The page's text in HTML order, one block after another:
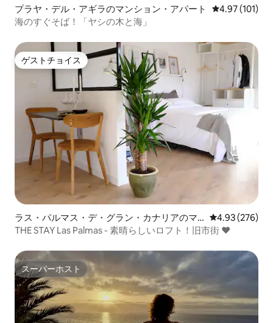
プラヤ・デル・アギラのマンション・アパート レビュー101
4.97 (101)
海のすぐそば！「ヤシの木と海」
ゲストチョイス
ゲストチョイス
ラス・パルマス・デ・グラン・カナリアのマ
ンション・アパート
レビュー276
4.93 (276)
THE STAY Las Palmas - 素晴らしいロフト！旧市街 ♥
スーパーホスト
スーパーホスト